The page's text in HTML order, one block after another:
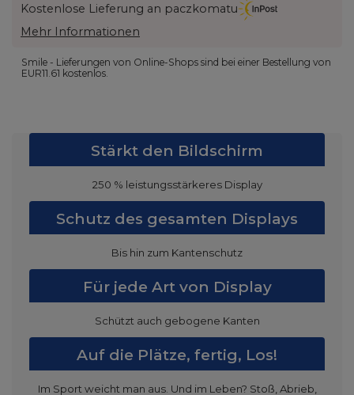
Kostenlose Lieferung an paczkomatu
Mehr Informationen
Smile - Lieferungen von Online-Shops sind bei einer Bestellung von
EUR11.61 kostenlos.
Stärkt den Bildschirm
250 % leistungsstärkeres Display
Schutz des gesamten Displays
Bis hin zum Kantenschutz
Für jede Art von Display
Schützt auch gebogene Kanten
Auf die Plätze, fertig, Los!
Im Sport weicht man aus. Und im Leben? Stoß, Abrieb,